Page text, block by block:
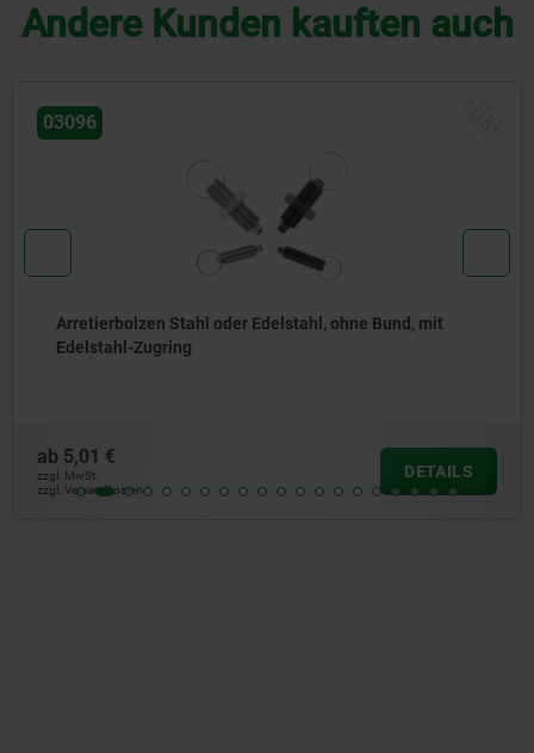
Andere Kunden kauften auch
03092
Arretierbolzen Stahl oder Edelstahl, mit Edelstahl-
Zugring
ab 4,66 €
zzgl. MwSt.
zzgl. Versandkosten
DETAILS